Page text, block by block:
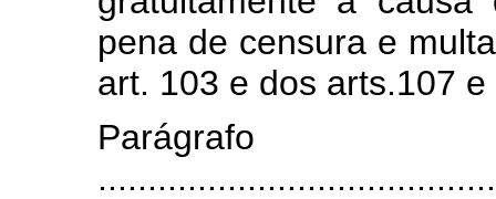
pena de censura e
art. 103 e dos arts.107